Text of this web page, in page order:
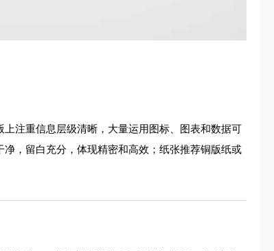
注重信息层级清晰，大量运用图标、图表和数据可
，留白充分，体现精密和高效；纸张推荐铜版纸或